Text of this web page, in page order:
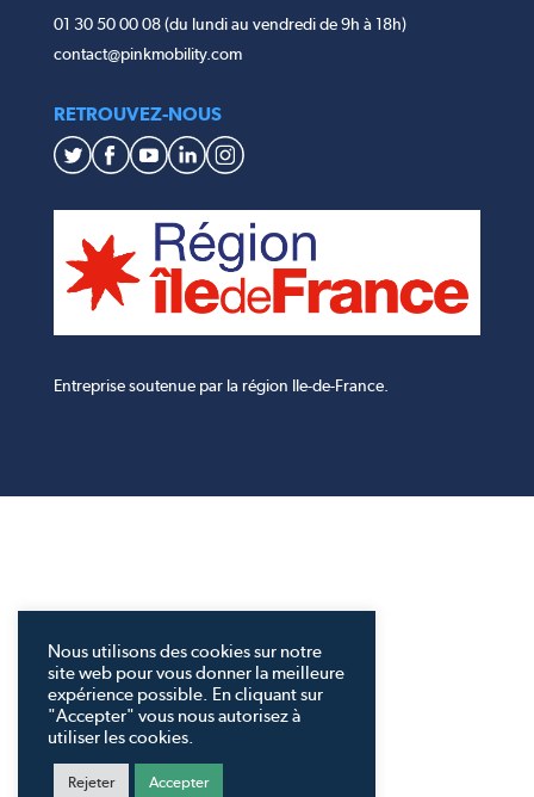
01 30 50 00 08 (du lundi au vendredi de 9h à 18h)
contact@pinkmobility.com
RETROUVEZ-NOUS
Entreprise soutenue par la région Ile-de-France.
Nous utilisons des cookies sur notre
site web pour vous donner la meilleure
expérience possible. En cliquant sur
"Accepter" vous nous autorisez à
utiliser les cookies.
Rejeter Accepter